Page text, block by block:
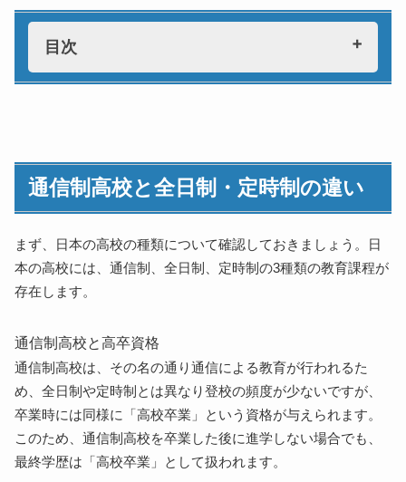
目次
授業形態
在籍期間
高校を比較する方法
学習環境
課外活動
進学実績
全日制高校
通信制高校の選び方
ポイント①：学費
ポイント②：コース内容
ポイント③：登校頻度
ポイント④：学習サポートの有無
通信制高校と全日制・定時制の違い
まず、日本の高校の種類について確認しておきましょう。日
本の高校には、通信制、全日制、定時制の3種類の教育課程が
存在します。
通信制高校と高卒資格
通信制高校は、その名の通り通信による教育が行われるた
め、全日制や定時制とは異なり登校の頻度が少ないですが、
卒業時には同様に「高校卒業」という資格が与えられます。
このため、通信制高校を卒業した後に進学しない場合でも、
最終学歴は「高校卒業」として扱われます。